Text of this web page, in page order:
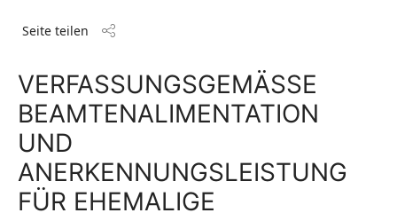
Seite teilen
VERFASSUNGSGEMÄSSE B
EAMTENALIMENTATION U
ND A
NERKENNUNGSLEISTUNG F
ÜR EHEMALIGE A